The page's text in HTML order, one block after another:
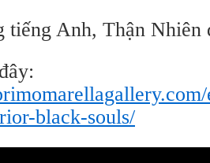
tiếng Anh, Thận Nhiên
black-souls/